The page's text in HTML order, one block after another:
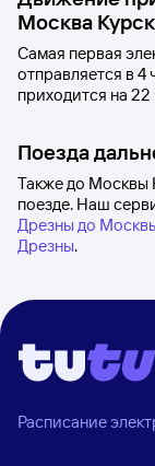
Москва
Самая первая
отправляется в 4
приходится на 22
Поезда
Также до Москвы
поезде. Наш
Дрезны до
Дрезны.
Расписание